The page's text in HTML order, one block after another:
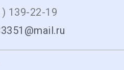
139-22-19